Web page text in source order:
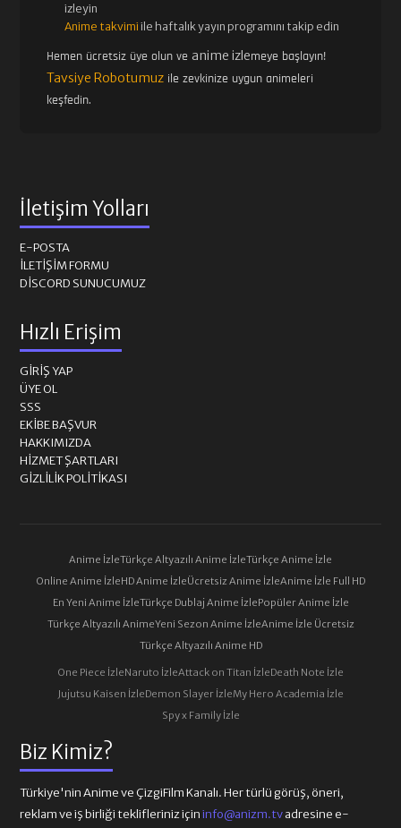
izleyin
Anime takvimi ile haftalık yayın programını takip edin
Hemen ücretsiz üye olun ve anime izlemeye başlayın!
Tavsiye Robotumuz ile zevkinize uygun animeleri
keşfedin.
Biz Kimiz?
Türkiye'nin Anime ve ÇizgiFilm Kanalı. Her türlü görüş, öneri,
reklam ve iş birliği teklifleriniz içininfo@anizm.tvadresine e-
İletişim Yolları
E-POSTA
İLETIŞIM FORMU
DISCORD SUNUCUMUZ
Hızlı Erişim
GIRIŞ YAP
ÜYE OL
SSS
EKIBE BAŞVUR
HAKKIMIZDA
HIZMET ŞARTLARI
GIZLILIK POLITIKASI
Anime İzleTürkçe Altyazılı Anime İzleTürkçe Anime İzle
Online Anime İzleHD Anime İzleÜcretsiz Anime İzleAnime İzle Full HD
En Yeni Anime İzleTürkçe Dublaj Anime İzlePopüler Anime İzle
Türkçe Altyazılı AnimeYeni Sezon Anime İzleAnime İzle Ücretsiz
Türkçe Altyazılı Anime HD
One Piece İzleNaruto İzleAttack on Titan İzleDeath Note İzle
Jujutsu Kaisen İzleDemon Slayer İzleMy Hero Academia İzle
Spy x Family İzle